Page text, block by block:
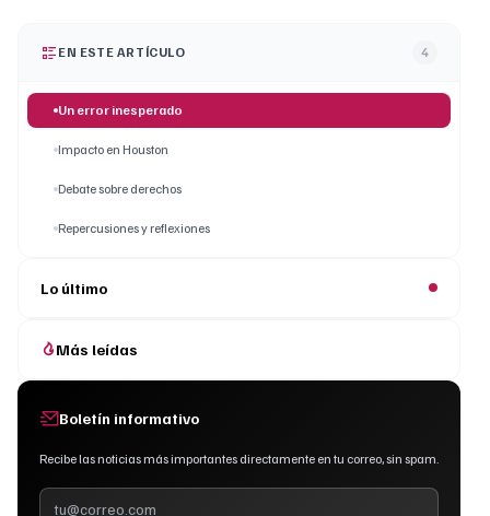
EN ESTE ARTÍCULO 4
Un error inesperado
Impacto en Houston
Debate sobre derechos
Repercusiones y reflexiones
Lo último
Más leídas
Boletín informativo
Recibe las noticias más importantes directamente en tu correo, sin spam.